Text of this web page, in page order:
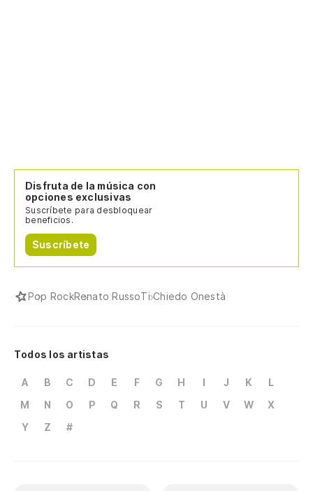
Disfruta de la música con
opciones exclusivas
Suscríbete para desbloquear
beneficios.
Suscríbete
Pop RockRenato RussoTi Chiedo Onestà
Todos los artistas
A B C D E F G H I J K
L
M
N O P Q R S T U V W
X
Y
Z #